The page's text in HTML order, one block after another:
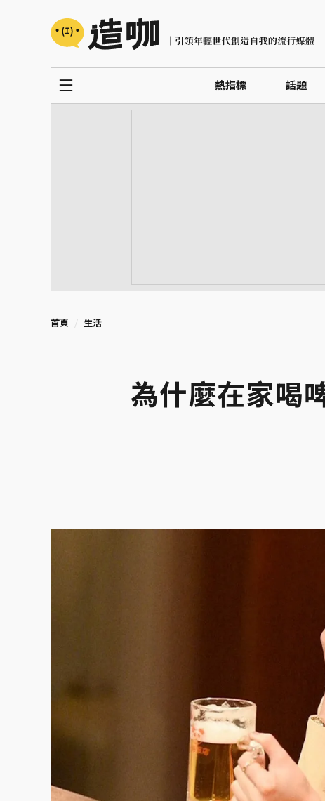
熱指標 話題
首頁 生活
為什麼在家喝